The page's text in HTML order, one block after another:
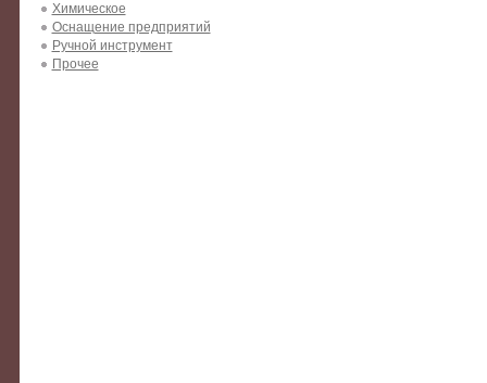
Химическое
Оснащение предприятий
Ручной инструмент
Прочее